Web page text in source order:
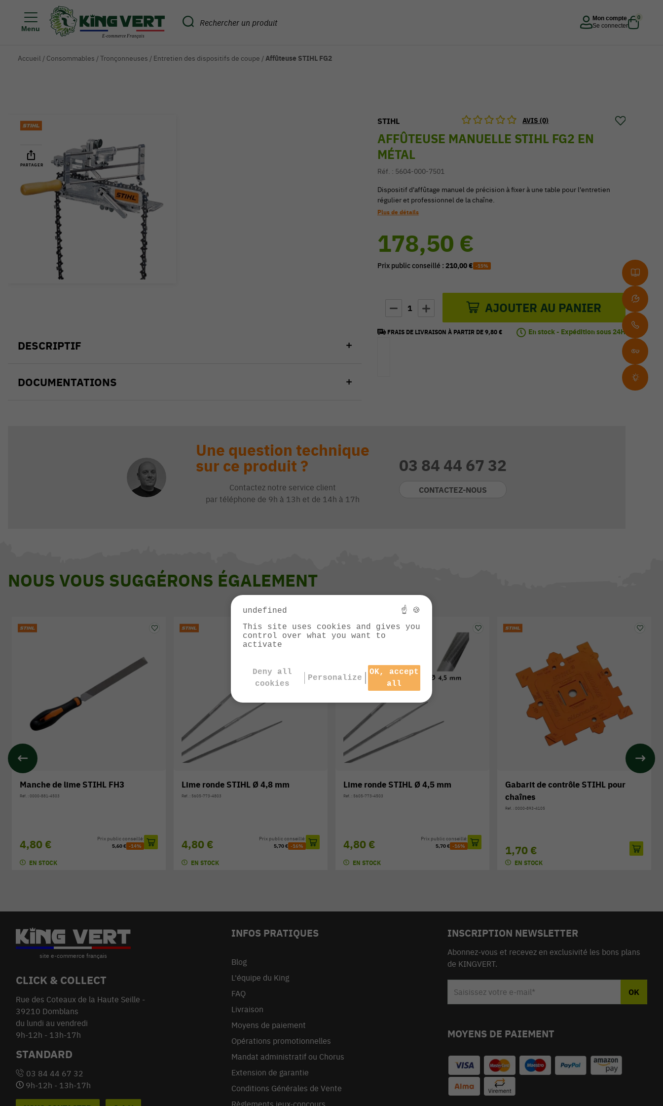
Menu
Mon compte
Se connecter
0
Accueil / Consommables /Tronçonneuses / Entretien des dispositifs de coupe /Affûteuse STIHL FG2
PARTAGER
DESCRIPTIF
DOCUMENTATIONS
STIHL AVIS (0)
AFFÛTEUSE MANUELLE STIHL FG2 EN
MÉTAL
Réf. : 5604-000-7501
Dispositif d'affûtage manuel de précision à fixer à une table pour l'entretien
régulier et professionnel de la chaîne.
Plus de détails
178,50 €
Prix public conseillé : 210,00 € -15%
1 AJOUTER AU PANIER
FRAIS DE LIVRAISON À PARTIR DE 9,80 € En stock - Expédition sous 24H
Une question technique
sur ce produit ?
Contactez notre service client
par téléphone de 9h à 13h et de 14h à 17h
03 84 44 67 32
CONTACTEZ-NOUS
NOUS VOUS SUGGÉRONS ÉGALEMENT
Manche de lime STIHL FH3
Réf. : 0000-881-4503
4,80 €
Prix public conseillé:
5,60 € -14%
EN STOCK
Lime ronde STIHL Ø 4,8 mm
Réf. : 5605-773-4803
4,80 €
Prix public conseillé:
5,70 € -16%
EN STOCK
Lime ronde STIHL Ø 4,5 mm
Réf. : 5605-773-4503
4,80 €
Prix public conseillé:
5,70 € -16%
EN STOCK
Gabarit de contrôle STIHL pour
chaînes
Réf. : 0000-893-4105
1,70 €
EN STOCK
CLICK & COLLECT
Rue des Coteaux de la Haute Seille -
39210 Domblans
du lundi au vendredi
9h-12h - 13h-17h
STANDARD
03 84 44 67 32
9h-12h - 13h-17h
INFOS PRATIQUES
Blog
L'équipe du King
FAQ
Livraison
Moyens de paiement
Opérations promotionnelles
Mandat administratif ou Chorus
Extension de garantie
Conditions Générales de Vente
INSCRIPTION NEWSLETTER
Abonnez-vous et recevez en exclusivité les bons plans
de KINGVERT.
MOYENS DE PAIEMENT
undefined
☝ 🍪
This site uses cookies and gives you
control over what you want to
activate
Deny all
cookies
Personalize
OK, accept
all